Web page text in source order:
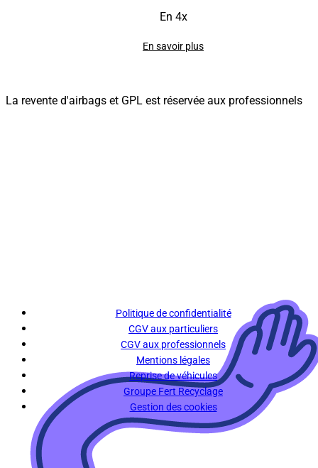
En 4x
En savoir plus
La revente d'airbags et GPL est réservée aux professionnels
Politique de confidentialité
CGV aux particuliers
CGV aux professionnels
Mentions légales
Reprise de véhicules
Groupe Fert Recyclage
Gestion des cookies